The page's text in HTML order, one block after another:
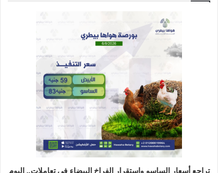
تراجع أسعار الساسو واستقرار الفراخ البيضاء في تعاملات.. اليوم